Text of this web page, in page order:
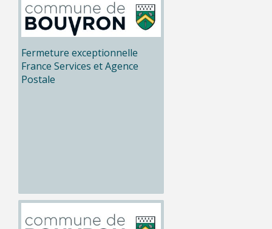
Fermeture exceptionnelle
France Services et Agence
Postale